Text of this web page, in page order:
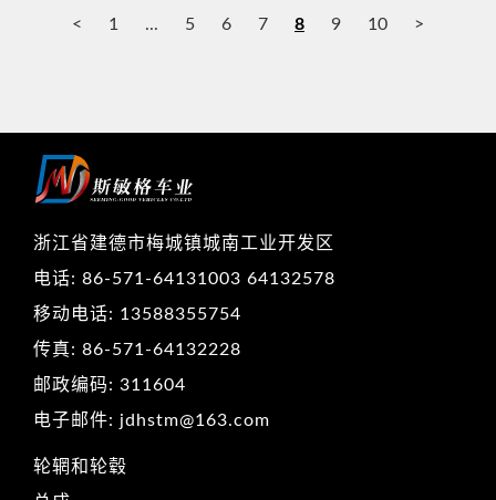
< 1 ... 5 6 7 8 9 10 >
浙江省建德市梅城镇城南工业开发区
电话: 86-571-64131003 64132578
移动电话: 13588355754
传真: 86-571-64132228
邮政编码: 311604
电子邮件: jdhstm@163.com
轮辋和轮毂